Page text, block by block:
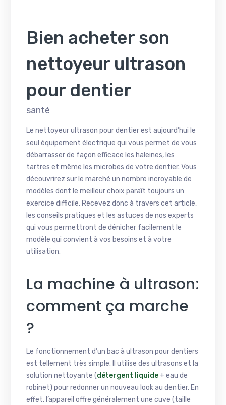
Bien acheter son
nettoyeur ultrason
pour dentier
santé
Le nettoyeur ultrason pour dentier est aujourd’hui le
seul équipement électrique qui vous permet de vous
débarrasser de façon efficace les haleines, les
tartres et même les microbes de votre dentier. Vous
découvrirez sur le marché un nombre incroyable de
modèles dont le meilleur choix paraît toujours un
exercice difficile. Recevez donc à travers cet article,
les conseils pratiques et les astuces de nos experts
qui vous permettront de dénicher facilement le
modèle qui convient à vos besoins et à votre
utilisation.
La machine à ultrason:
comment ça marche
?
Le fonctionnement d’un bac à ultrason pour dentiers
est tellement très simple. Il utilise des ultrasons et la
solution nettoyante (détergent liquide+ eau de
robinet) pour redonner un nouveau look au dentier. En
effet, l’appareil offre généralement une cuve (taille